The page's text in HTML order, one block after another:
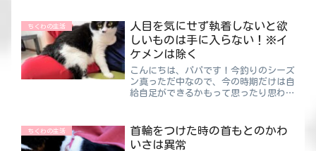
ちくわの生活
人目を気にせず執着しないと欲
しいものは手に入らない！※イ
ケメンは除く
こんにちは、パパです！今釣りのシーズ
ン真っただ中なので、今の時期だけは自
給自足ができるかもって思ったり思わな
どね・・・アジも釣っていた時期はある
んですが、もうやめてしま...
ちくわの生活
首輪をつけた時の首もとのかわ
いさは異常